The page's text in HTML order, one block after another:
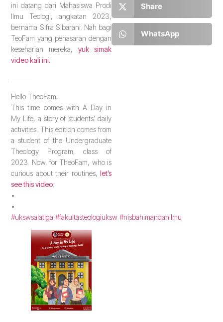
ini datang dari Mahasiswa Prodi
Ilmu Teologi, angkatan 2023,
bernama Sifra Sibarani. Nah bagi
TeoFam yang penasaran dengan
keseharian mereka,yuk simak
video kali ini.
Hello TheoFam,
This time comes with A Day in
My Life, a story of students’ daily
activities. This edition comes from
a student of the Undergraduate
Theology Program, class of
2023. Now, for TheoFam, who is
curious about their routines, let’s
see this video
•
•
#ukswsalatiga #fakultasteologiuksw #nisbahimandanilmu
Share
WhatsApp